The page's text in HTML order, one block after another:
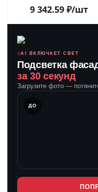
9 342.59₽/шт
AI ВКЛЮЧАЕТ СВЕТ
Подсветка
за 30 секунд
Загрузите фото —
ДО